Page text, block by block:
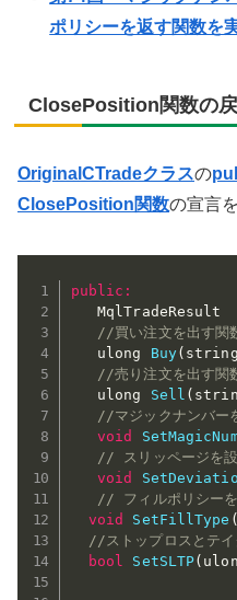
ポリシーを返す関数を
ClosePosition関数の
OriginalCTradeクラスの
ClosePosition関数の宣言
public :
MqlTradeResult
//買い注文を出す関
   ulong
Buy( string
//売り注文を出す関
   ulong
Sell (
//マジックナンバー
void
// スリッページを
void
// フィルポリシーを
void
SetFillType (
//ストップロスとテイ
bool
SetSLTP(